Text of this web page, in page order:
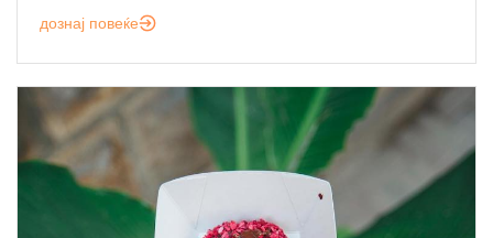
дознај повеќе